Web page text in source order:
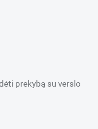
prekybą su verslo